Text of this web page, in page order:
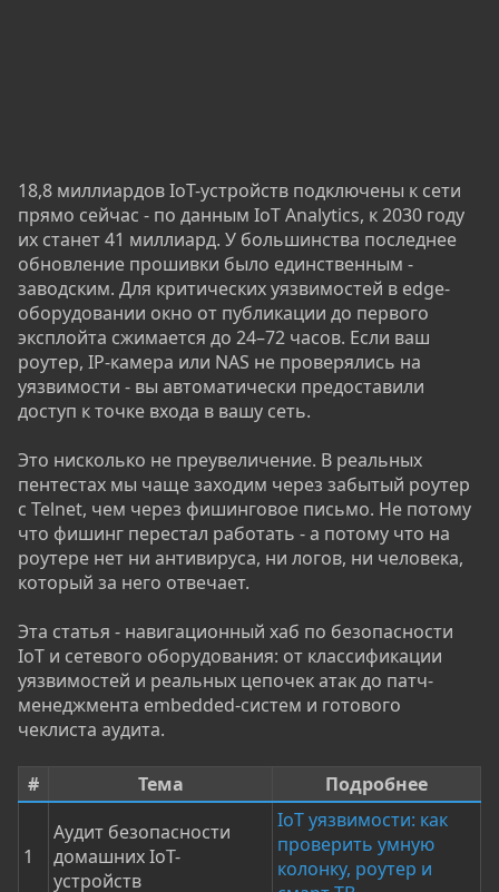
18,8 миллиардов IoT-устройств подключены к сети
прямо сейчас - по данным IoT Analytics, к 2030 году
их станет 41 миллиард. У большинства последнее
обновление прошивки было единственным -
заводским. Для критических уязвимостей в edge-
оборудовании окно от публикации до первого
эксплойта сжимается до 24–72 часов. Если ваш
роутер, IP-камера или NAS не проверялись на
уязвимости - вы автоматически предоставили
доступ к точке входа в вашу сеть.
Это нисколько не преувеличение. В реальных
пентестах мы чаще заходим через забытый роутер
с Telnet, чем через фишинговое письмо. Не потому
что фишинг перестал работать - а потому что на
роутере нет ни антивируса, ни логов, ни человека,
который за него отвечает.
Эта статья - навигационный хаб по безопасности
IoT и сетевого оборудования: от классификации
уязвимостей и реальных цепочек атак до патч-
менеджмента embedded-систем и готового
чеклиста аудита.
# Тема Подробнее
1
Аудит безопасности
домашних IoT-
устройств
IoT уязвимости: как
проверить умную
колонку, роутер и